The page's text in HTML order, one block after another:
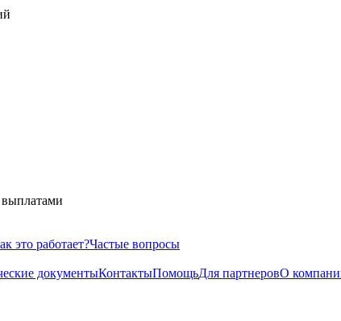
это работает?Частые вопросы
документыКонтактыПомощьДля партнеровО